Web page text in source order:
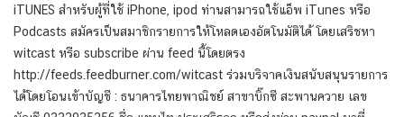
iTUNES สำหรับผู้ที่ใช้ iPhone, ipod ท่านสามารถใช้แอ็พ iTunes หรือ
Podcasts สมัครเป็นสมาชิกรายการให้โหลดเองอัตโนมัติได้ โดยเสริชหา
witcast หรือ subscribe ผ่าน feed นี้โดยตรง
http://feeds.feedburner.com/witcast ร่วมบริจาคเงินสนับสนุนรายการ
ได้โดยโอนเข้าบัญชี : ธนาคารไทยพาณิชย์ สาขาบิ๊กซี สะพานควาย เลข